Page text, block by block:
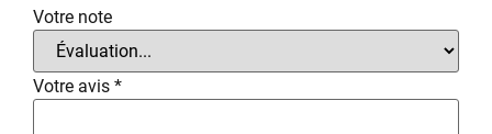
Votre note
Votre avis *